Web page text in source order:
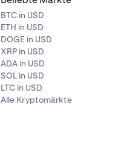
BTC in USD
ETH in USD
DOGE in USD
XRP in USD
ADA in USD
SOL in USD
LTC in USD
Alle Kryptomärkte